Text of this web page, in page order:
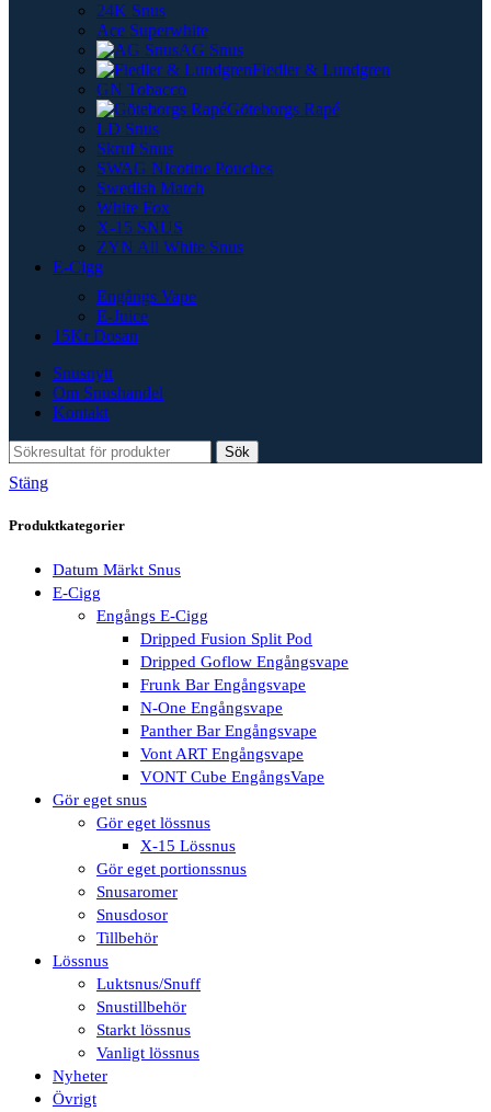
24K Snus
Ace Superwhite
AG Snus
Fiedler & Lundgren
GN Tobacco
Göteborgs Rapé
LD Snus
Skruf Snus
SWAG Nicotine Pouches
Swedish Match
White Fox
X-15 SNUS
ZYN All White Snus
E-Cigg
Engångs Vape
E-Juice
15Kr Dosan
Snusnytt
Om Snushandel
Kontakt
Sök
Stäng
Produktkategorier
Datum Märkt Snus
E-Cigg
Engångs E-Cigg
Dripped Fusion Split Pod
Dripped Goflow Engångsvape
Frunk Bar Engångsvape
N-One Engångsvape
Panther Bar Engångsvape
Vont ART Engångsvape
VONT Cube EngångsVape
Gör eget snus
Gör eget lössnus
X-15 Lössnus
Gör eget portionssnus
Snusaromer
Snusdosor
Tillbehör
Lössnus
Luktsnus/Snuff
Snustillbehör
Starkt lössnus
Vanligt lössnus
Nyheter
Övrigt